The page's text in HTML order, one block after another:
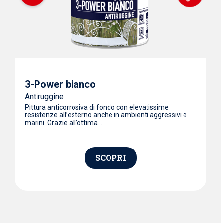
3-Power bianco
Antiruggine
Pittura anticorrosiva di fondo con elevatissime
resistenze all’esterno anche in ambienti aggressivi e
marini. Grazie all’ottima ...
SCOPRI